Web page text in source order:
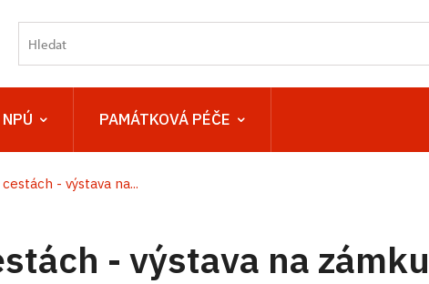
PAMÁTKOVÁ PÉČE
- výstava na...
- výstava na zámku